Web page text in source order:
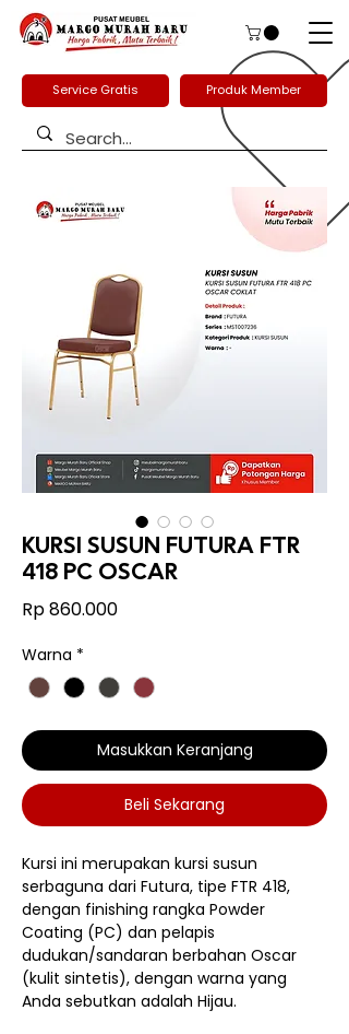
Service Gratis Produk Member
KURSI SUSUN FUTURA FTR
418 PC OSCAR
Rp 860.000Harga
Warna *
Masukkan Keranjang
Beli Sekarang
Kursi ini merupakan kursi susun
serbaguna dari Futura, tipe FTR 418,
dengan finishing rangka Powder
Coating (PC) dan pelapis
dudukan/sandaran berbahan Oscar
(kulit sintetis), dengan warna yang
Anda sebutkan adalah Hijau.